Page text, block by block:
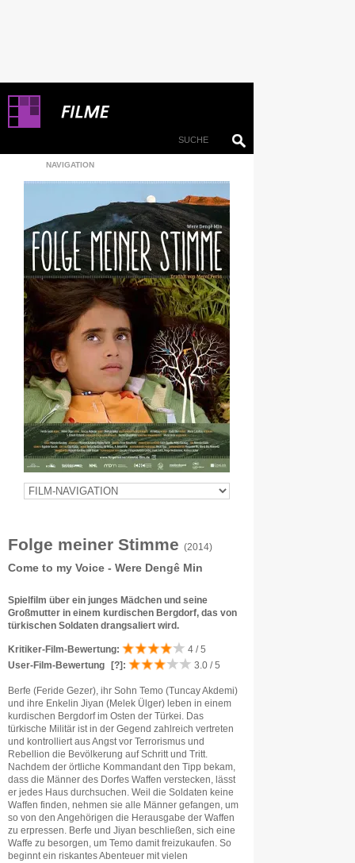
NAVIGATION
Folge meiner Stimme (2014)
Come to my Voice - Were Dengê Min
Spielfilm über ein junges Mädchen und seine
Großmutter in einem kurdischen Bergdorf, das von
türkischen Soldaten drangsaliert wird.
Kritiker-Film-Bewertung:
4 / 5
User-Film-Bewertung
[?] : 3.0 / 5
Berfe (Feride Gezer), ihr Sohn Temo (Tuncay Akdemi)
und ihre Enkelin Jiyan (Melek Ülger) leben in einem
kurdischen Bergdorf im Osten der Türkei. Das
türkische Militär ist in der Gegend zahlreich vertreten
und kontrolliert aus Angst vor Terrorismus und
Rebellion die Bevölkerung auf Schritt und Tritt.
Nachdem der örtliche Kommandant den Tipp bekam,
dass die Männer des Dorfes Waffen verstecken, lässt
er jedes Haus durchsuchen. Weil die Soldaten keine
Waffen finden, nehmen sie alle Männer gefangen, um
so von den Angehörigen die Herausgabe der Waffen
zu erpressen. Berfe und Jiyan beschließen, sich eine
Waffe zu besorgen, um Temo damit freizukaufen. So
beginnt ein riskantes Abenteuer mit vielen